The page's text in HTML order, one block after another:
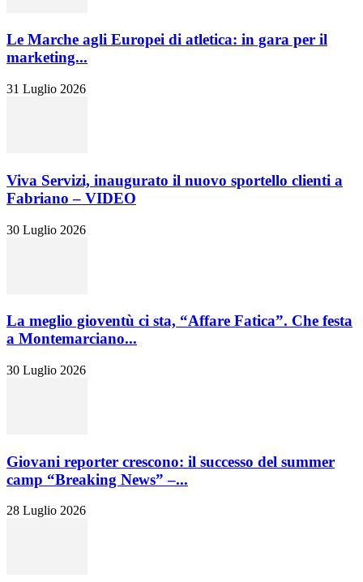
Le Marche agli Europei di atletica: in gara per il
marketing...
31 Luglio 2026
Viva Servizi, inaugurato il nuovo sportello clienti a
Fabriano – VIDEO
30 Luglio 2026
La meglio gioventù ci sta, “Affare Fatica”. Che festa
a Montemarciano...
30 Luglio 2026
Giovani reporter crescono: il successo del summer
camp “Breaking News” –...
28 Luglio 2026